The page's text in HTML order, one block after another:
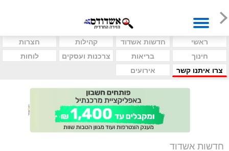
ראשי חדשות אשדוד קהילות
חצרות
חינוך
בריאות צרכנות ועסקים
לוחות
צרו איתנו קשר
אירועים
חדשות אשדוד